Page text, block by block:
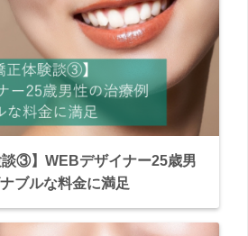
談③】WEBデザイナー25歳男
ブルな料金に満足